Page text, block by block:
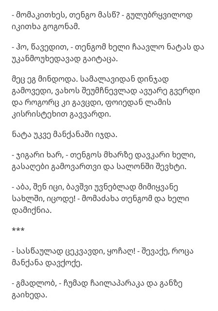
- მომაკითხეს, თენგო მასწ? - გულუბრყვილოდ
იკითხა გოგონამ.
- ჰო, წავედით, - თენგომ ხელი ჩაავლო ნატას და
უკანმოუხედავად გაიტაცა.
მეც ეგ მინდოდა. სამალავიდან დინჯად
გამოვედი, ვახოს შეუმჩნევლად ავუარე გვერდი
და როგორც კი გავცდი, ფოიედან ლამის
კისრისტეხით გავვარდი.
ნატა უკვე მანქანაში იჯდა.
- ჯიგარი ხარ, - თენგოს მხარზე დავკარი ხელი,
გასაღები გამოვართვი და სალონში შევხტი.
- აბა, შენ იცი, ბავშვი უვნებლად მიმიყვანე
სახლში, იცოდე! - მომაძახა თენგომ და ხელი
დამიქნია.
***
- სასწაულად ცეკვავდი, ყოჩაღ! - შევაქე, როცა
მანქანა დავქოქე.
- გმადლობ, - ჩუმად ჩაილაპარაკა და განზე
გაიხედა.